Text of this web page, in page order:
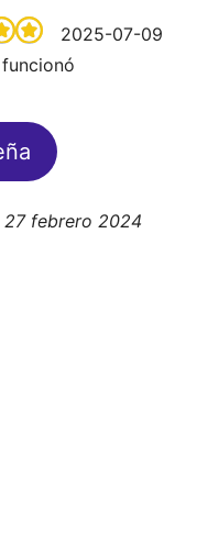
2025-07-09
febrero 2024